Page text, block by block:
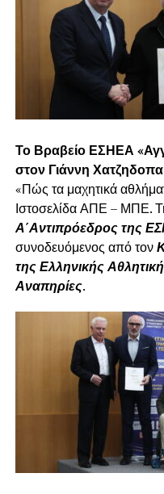
Το Βραβείο ΕΣΗΕΑ
στον Γιάννη
«Πώς τα μαχητικά
Ιστοσελίδα ΑΠΕ – ΜΠΕ.
Α΄Αντιπρόεδρος της
συνοδευόμενος από τον
της Ελληνικής
Αναπηρίες.